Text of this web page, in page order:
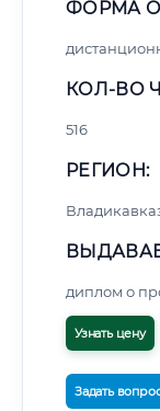
ФОРМА
КОЛ-ВО
516
РЕГИОН:
диплом о
Узнать цену
Задать